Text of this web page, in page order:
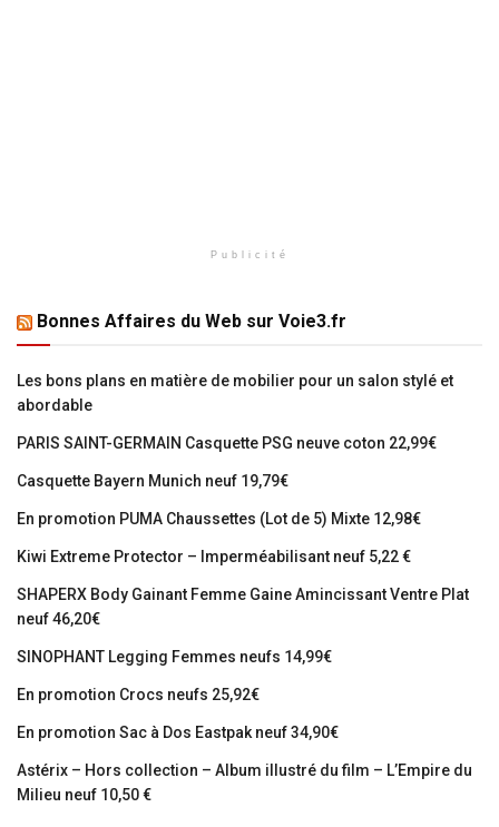
Publicité
Bonnes Affaires du Web sur Voie3.fr
Les bons plans en matière de mobilier pour un salon stylé et
abordable
PARIS SAINT-GERMAIN Casquette PSG neuve coton 22,99€
Casquette Bayern Munich neuf 19,79€
En promotion PUMA Chaussettes (Lot de 5) Mixte 12,98€
Kiwi Extreme Protector – Imperméabilisant neuf 5,22 €
SHAPERX Body Gainant Femme Gaine Amincissant Ventre Plat
neuf 46,20€
SINOPHANT Legging Femmes neufs 14,99€
En promotion Crocs neufs 25,92€
En promotion Sac à Dos Eastpak neuf 34,90€
Astérix – Hors collection – Album illustré du film – L’Empire du
Milieu neuf 10,50 €